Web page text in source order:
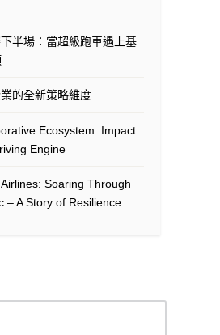
半場：當超級跑車遇上基
的全新策略維度
Ecosystem: Impact
Engine
Soaring Through
– A Story of Resilience